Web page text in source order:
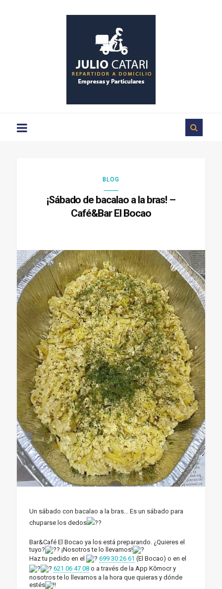
a
domicilio
en
Ciudad
Rodrigo
BLOG
¡Sábado de bacalao a la bras! –
Café&Bar El Bocao
Un sábado con bacalao a la bras… Es un sábado para
chuparse los dedos
Bar&Café El Bocao ya los está preparando. ¿Quieres el
tuyo?
¡Nosotros te lo llevamos!
Haz tu pedido en el
699 30 26 61 (El Bocao) o en el
621 06 47 08o a través de la App Kōmocr y
nosotros te lo llevamos a la hora que quieras y dónde
estés